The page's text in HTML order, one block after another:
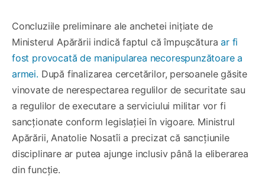
Concluziile preliminare ale anchetei inițiate de
Ministerul Apărării indică faptul că împușcăturaar fi
fost provocată de manipularea necorespunzătoare a
armei. După finalizarea cercetărilor, persoanele găsite
vinovate de nerespectarea regulilor de securitate sau
a regulilor de executare a serviciului militar vor fi
sancționate conform legislației în vigoare. Ministrul
Apărării, Anatolie Nosatîi a precizat că sancțiunile
disciplinare ar putea ajunge inclusiv până la eliberarea
din funcție.